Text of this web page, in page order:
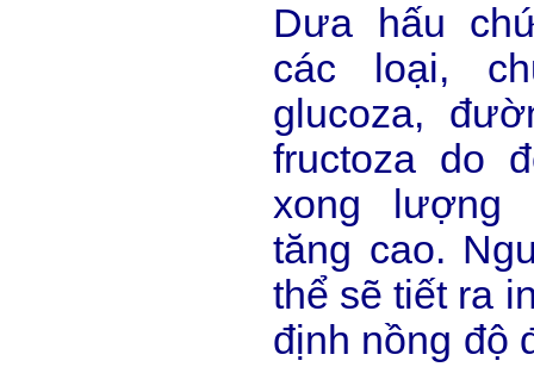
Dưa hấu
các loại,
glucoza,
fructoza do
xong lượng
tăng cao.
thể sẽ tiết ra
định nồng độ